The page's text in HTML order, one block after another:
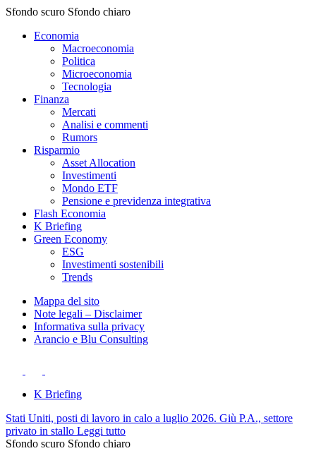
Sfondo scuro Sfondo chiaro
Economia
Macroeconomia
Politica
Microeconomia
Tecnologia
Finanza
Mercati
Analisi e commenti
Rumors
Risparmio
Asset Allocation
Investimenti
Mondo ETF
Pensione e previdenza integrativa
Flash Economia
K Briefing
Green Economy
ESG
Investimenti sostenibili
Trends
Mappa del sito
Note legali – Disclaimer
Informativa sulla privacy
Arancio e Blu Consulting
K Briefing
Stati Uniti, posti di lavoro in calo a luglio 2026. Giù P.A., settore
privato in stallo Leggi tutto
Sfondo scuro Sfondo chiaro